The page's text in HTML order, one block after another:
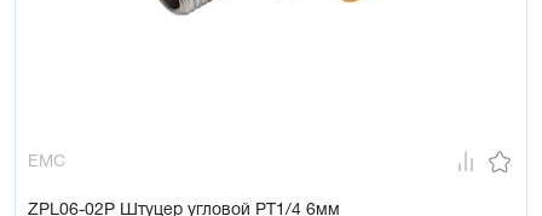
EMC
ZPL06-02P Штуцер угловой PT1/4 6мм